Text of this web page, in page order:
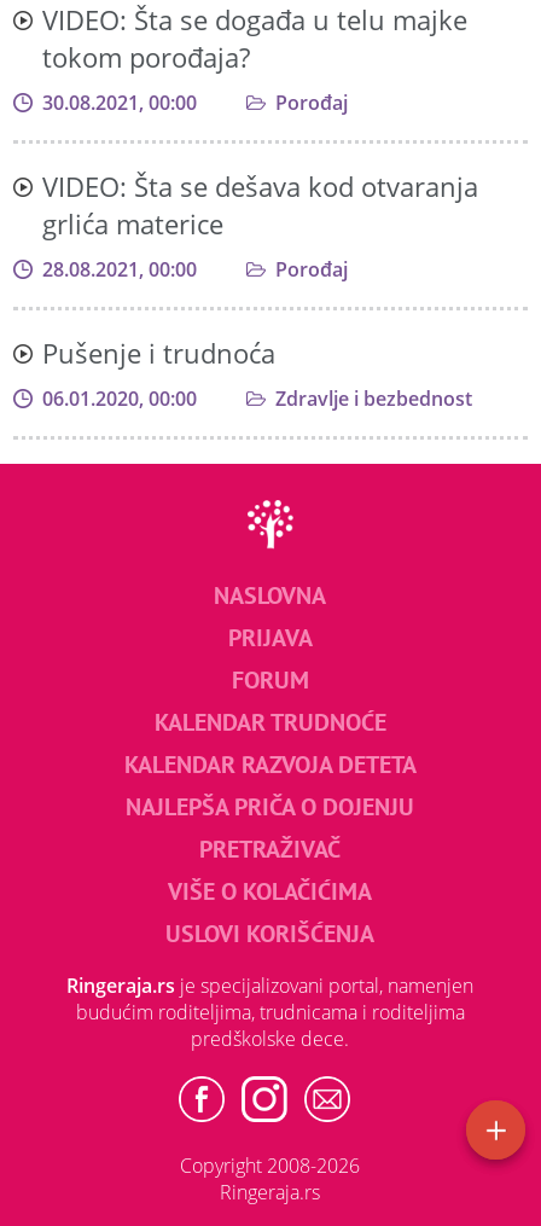
VIDEO: Šta se događa u telu majke
tokom porođaja?
30.08.2021, 00:00 Porođaj
VIDEO: Šta se dešava kod otvaranja
grlića materice
28.08.2021, 00:00 Porođaj
Pušenje i trudnoća
06.01.2020, 00:00 Zdravlje i bezbednost
NASLOVNA
PRIJAVA
FORUM
KALENDAR TRUDNOĆE
KALENDAR RAZVOJA DETETA
NAJLEPŠA PRIČA O DOJENJU
PRETRAŽIVAČ
VIŠE O KOLAČIĆIMA
USLOVI KORIŠĆENJA
Ringeraja.rs je specijalizovani portal, namenjen
budućim roditeljima, trudnicama i roditeljima
predškolske dece.
Copyright 2008-2026
Ringeraja.rs